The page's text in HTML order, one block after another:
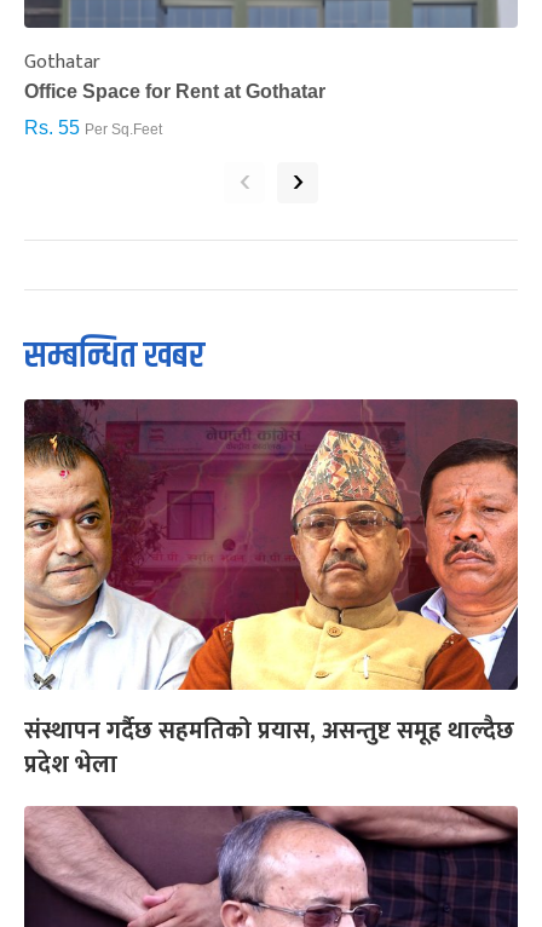
Gothatar
Office Space for Rent at Gothatar
Rs. 55 Per Sq.Feet
‹ ›
सम्बन्धित खबर
संस्थापन गर्दैछ सहमतिको प्रयास, असन्तुष्ट समूह थाल्दैछ
प्रदेश भेला